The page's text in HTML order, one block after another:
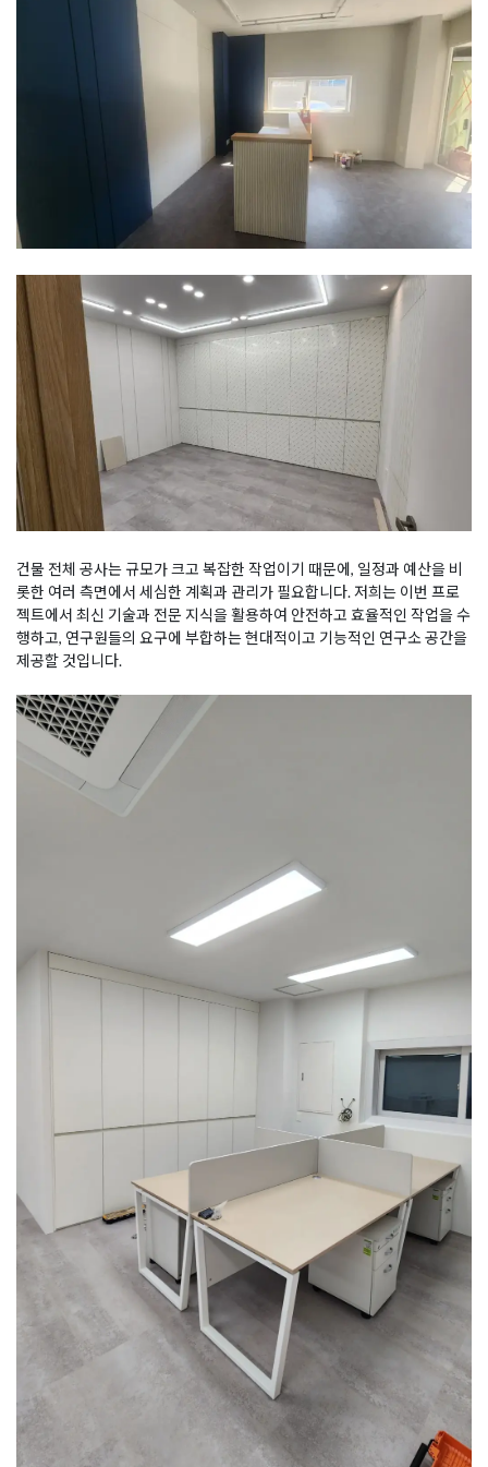
건물 전체 공사는 규모가 크고 복잡한 작업이기 때문에, 일정과 예산을 비
롯한 여러 측면에서 세심한 계획과 관리가 필요합니다. 저희는 이번 프로
젝트에서 최신 기술과 전문 지식을 활용하여 안전하고 효율적인 작업을 수
행하고, 연구원들의 요구에 부합하는 현대적이고 기능적인 연구소 공간을
제공할 것입니다.